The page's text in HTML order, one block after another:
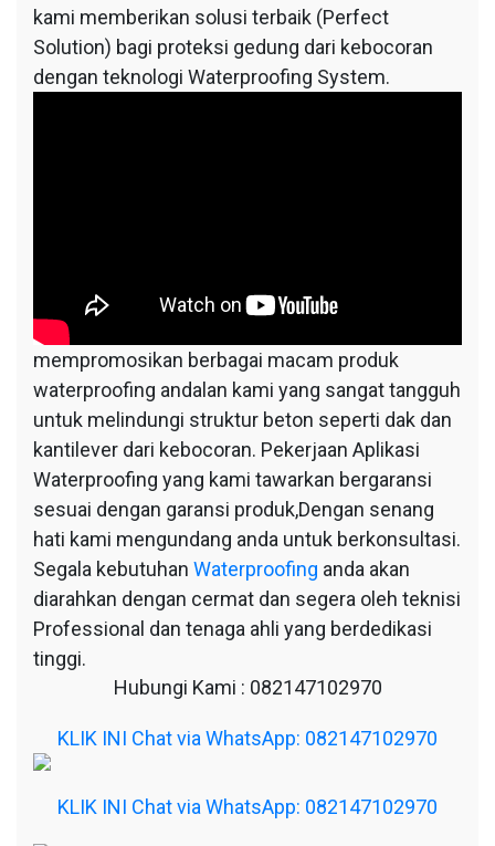
kami memberikan solusi terbaik (Perfect
Solution) bagi proteksi gedung dari kebocoran
dengan teknologi Waterproofing System.
mempromosikan berbagai macam produk
waterproofing andalan kami yang sangat tangguh
untuk melindungi struktur beton seperti dak dan
kantilever dari kebocoran. Pekerjaan Aplikasi
Waterproofing yang kami tawarkan bergaransi
sesuai dengan garansi produk,Dengan senang
hati kami mengundang anda untuk berkonsultasi.
Segala kebutuhan Waterproofing anda akan
diarahkan dengan cermat dan segera oleh teknisi
Professional dan tenaga ahli yang berdedikasi
tinggi.
Hubungi Kami : 082147102970
KLIK INI Chat via WhatsApp: 082147102970
KLIK INI Chat via WhatsApp: 082147102970